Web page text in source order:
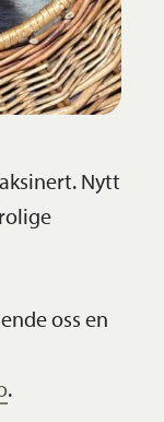
Nytt
oss en
.